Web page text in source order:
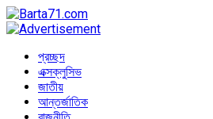
প্রচ্ছদ
এক্সক্লুসিভ
জাতীয়
আন্তর্জাতিক